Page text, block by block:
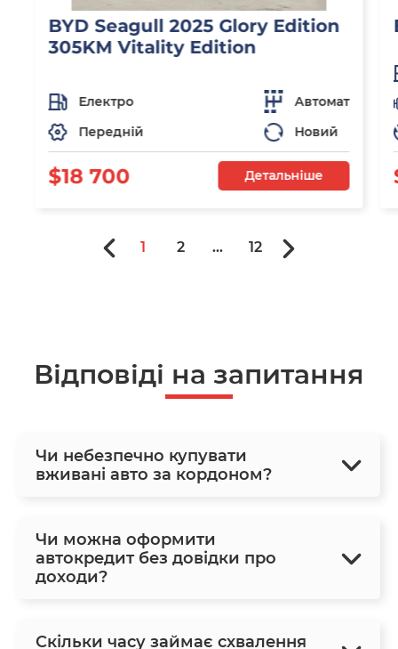
BYD Seagull 2025 Glory Edition
305KM Vitality Edition
Електро
Автомат
Передній
Новий
$18 700 Детальніше
1 2 ... 12
Відповіді на запитання
Чи небезпечно купувати
вживані авто за кордоном?
Чи можна оформити
автокредит без довідки про
доходи?
Скільки часу займає схвалення